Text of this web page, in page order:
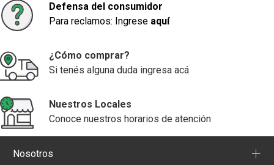
Defensa del consumidor
Para reclamos: Ingrese aquí
¿Cómo comprar?
Si tenés alguna duda ingresa acá
Nuestros Locales
Conoce nuestros horarios de atención
Nosotros +